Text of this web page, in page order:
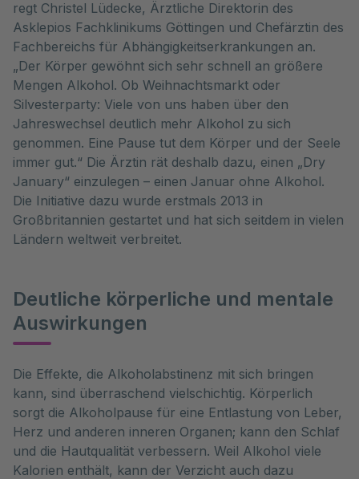
regt Christel Lüdecke, Ärztliche Direktorin des
Asklepios Fachklinikums Göttingen und Chefärztin des
Fachbereichs für Abhängigkeitserkrankungen an.
„Der Körper gewöhnt sich sehr schnell an größere
Mengen Alkohol. Ob Weihnachtsmarkt oder
Silvesterparty: Viele von uns haben über den
Jahreswechsel deutlich mehr Alkohol zu sich
genommen. Eine Pause tut dem Körper und der Seele
immer gut.“ Die Ärztin rät deshalb dazu, einen „Dry
January“ einzulegen – einen Januar ohne Alkohol.
Die Initiative dazu wurde erstmals 2013 in
Großbritannien gestartet und hat sich seitdem in vielen
Ländern weltweit verbreitet.
Deutliche körperliche und mentale
Auswirkungen
Die Effekte, die Alkoholabstinenz mit sich bringen
kann, sind überraschend vielschichtig. Körperlich
sorgt die Alkoholpause für eine Entlastung von Leber,
Herz und anderen inneren Organen; kann den Schlaf
und die Hautqualität verbessern. Weil Alkohol viele
Kalorien enthält, kann der Verzicht auch dazu